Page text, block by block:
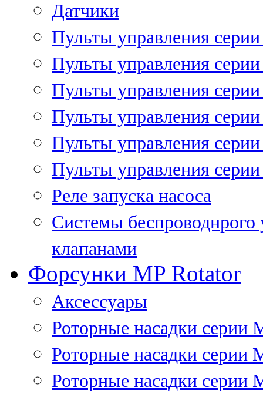
Датчики
Пульты управления
Пульты управления
Пульты управления
Пульты управления
Пульты управления
Пульты управления
Реле запуска насоса
Системы
клапанами
Форсунки MP Rotator
Аксессуары
Роторные насадки серии
Роторные насадки серии
Роторные насадки серии